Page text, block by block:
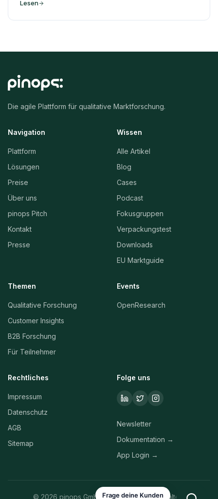
Lesen
Die agile Plattform für qualitative Marktforschung.
Navigation
Plattform
Lösungen
Preise
Über uns
pinops Pitch
Kontakt
Presse
Wissen
Alle Artikel
Blog
Cases
Podcast
Fokusgruppen
Verpackungstest
Downloads
EU Marktguide
Themen
Qualitative Forschung
Customer Insights
B2B Forschung
Für Teilnehmer
Events
OpenResearch
Rechtliches
Impressum
Datenschutz
AGB
Sitemap
Folge uns
Newsletter
Dokumentation →
App Login →
© 2026 pinops GmbH. Alle Rechte vorbehalten.
Frage deine Kunden